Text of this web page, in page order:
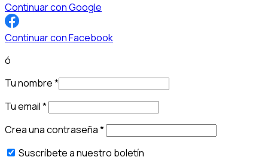
Continuar con Google
Continuar con Facebook
ó
Tu nombre*
Tu email*
Crea una contraseña*
Suscríbete a nuestro boletín